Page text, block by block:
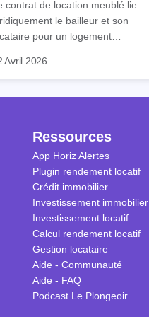
contrat de location meublé lie
le bailleur et son
pour un logement
nombreuses clauses que
vous expliquons dans ce
de location meublé en
Avril 2026
Ressources
App Horiz Alertes
Plugin rendement locatif
Crédit immobilier
Investissement immobilier
Investissement locatif
Calcul rendement locatif
Gestion locataire
Aide - Communauté
Aide - FAQ
Podcast Le Plongeoir